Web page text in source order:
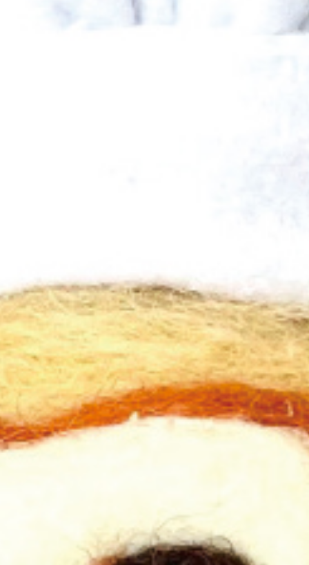
4. 熱を加えてインクを定着